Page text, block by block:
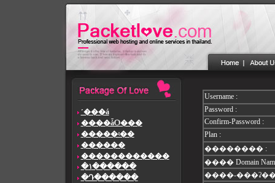
˹���á
����ǡѺ���
�����ʵ��
������
������������
�١������
�Դ������
Username :
Password :
Confirm-Password :
Plan :
�������� :
���� Domain
����-���ʡ��